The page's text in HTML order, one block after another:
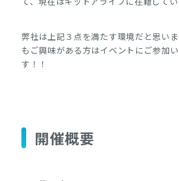
弊社は上記３点を満たす環境だと思い
もご興味がある方はイベントにご参加
す！！
開催概要